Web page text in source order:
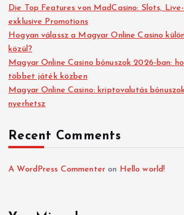
Die Top Features von MadCasino: Slots,
exklusive Promotions
Hogyan válassz a Magyar Online Casino
közül?
Magyar Online Casino bónuszok 2026-ban:
többet játék közben
Magyar Online Casino: kriptovalutás
nyerhetsz
Recent Comments
A WordPress Commenter on Hello world!